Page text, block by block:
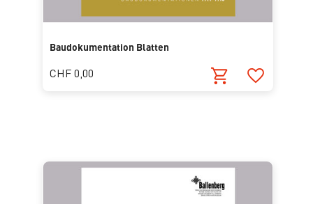
Baudokumentation Blatten
CHF 0,00